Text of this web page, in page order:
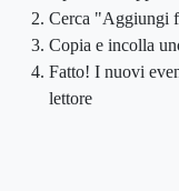
Cerca "Aggiungi
Copia e incolla
Fatto! I nuovi
lettore